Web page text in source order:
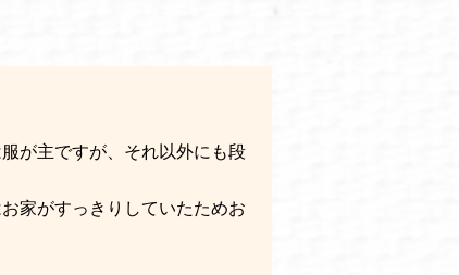
が主ですが、それ以外にも段
家がすっきりしていたためお